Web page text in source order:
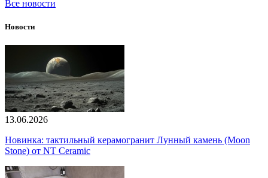
Все новости
Новости
13.06.2026
Новинка: тактильный керамогранит Лунный камень (Moon
Stone) от NT Ceramic